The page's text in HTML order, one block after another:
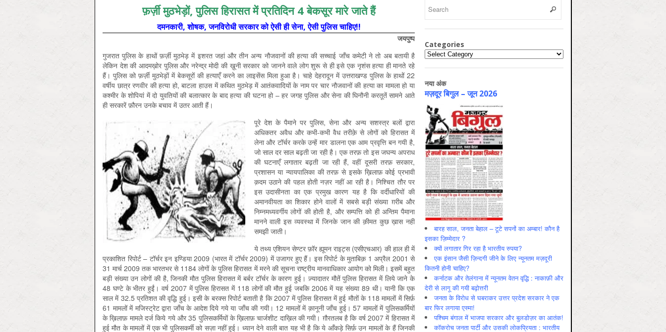
फ़र्ज़ी मुठभेड़ों, पुलिस हिरासत में प्रतिदिन 4 बेकसूर मारे जाते हैं
दमनकारी, शोषक, जनविरोधी सरकार को ऐसी ही सेना, ऐसी पुलिस चाहिए!!
जयपुष्प
गुजरात पुलिस के हाथों फ़र्ज़ी मुठभेड़ में इशरत जहां और तीन अन्य नौजवानों की हत्या की सच्चाई जाँच कमेटी ने तो अब बतायी है
लेकिन देश की आदमख़ोर पुलिस और नरेन्द्र मोदी की ख़ूनी सरकार को जानने वाले लोग शुरू से ही इसे एक नृशंस हत्या ही मानते रहे
हैं। पुलिस को फ़र्ज़ी मुठभेड़ों में बेकसूरों की हत्याएँ करने का लाइसेंस मिला हुआ है। चाहे देहरादून में उत्तराखण्ड पुलिस के हाथों 22
वर्षीय छात्र रणवीर की हत्या हो, बाटला हाउस में कथित मुठभेड़ में आतंकवादियों के नाम पर चार नौजवानों की हत्या का मामला हो या
कश्मीर के शोपियां में दो युवतियों की बलात्कार के बाद हत्या की घटना हो – हर जगह पुलिस और सेना की घिनौनी करतूतें सामने आते
ही सरकारें फ़ौरन उनके बचाव में उतर आती हैं।
पूरे देश के पैमाने पर पुलिस, सेना और अन्य सशस्त्र बलों द्वारा
अधिकतर अवैध और कभी-कभी वैध तरीक़े से लोगों को हिरासत में
लेना और टॉर्चर करके उन्हें मार डालना एक आम प्रवृत्ति बन गयी है,
जो साल दर साल बढ़ती जा रही है। एक तरफ़ तो इस जघन्य अपराध
की घटनाएँ लगातार बढ़ती जा रही हैं, वहीं दूसरी तरफ़ सरकार,
प्रशासन या न्यायपालिका की तरफ़ से इसके ख़िलाफ़ कोई प्रभावी
क़दम उठाने की पहल होती नज़र नहीं आ रही है। निश्चित तौर पर
इस उदासीनता का एक प्रमुख कारण यह है कि वर्दीधारियों की
अमानवीयता का शिकार होने वालों में सबसे बड़ी संख्या ग़रीब और
निम्नमध्यवर्गीय लोगों की होती है, और सम्पत्ति को ही अन्तिम पैमाना
मानने वाली इस व्यवस्था में जिनके जान की क़ीमत कुछ ख़ास नहीं
समझी जाती।
ये तथ्य एशियन सेण्टर फ़ॉर ह्यूमन राइट्स (एसीएचआर) की हाल ही में
प्रकाशित रिपोर्ट – टॉर्चर इन इण्डिया 2009 (भारत में टॉर्चर 2009) में उजागर हुए हैं। इस रिपोर्ट के मुताबिक़ 1 अप्रैल 2001 से
31 मार्च 2009 तक भारतभर से 1184 लोगों के पुलिस हिरासत में मरने की सूचना राष्ट्रीय मानवाधिकार आयोग को मिली। इसमें बहुत
बड़ी संख्या उन लोगों की है, जिनकी मौत पुलिस हिरासत में बर्बर टॉर्चर के कारण हुई। ज़्यादातर मौतें पुलिस हिरासत में लिये जाने के
48 घण्टे के भीतर हुईं। वर्ष 2007 में पुलिस हिरासत में 118 लोगों की मौत हुई जबकि 2006 में यह संख्या 89 थी। यानी कि एक
साल में 32.5 प्रतिशत की वृद्धि हुई। इसी के बरक्स रिपोर्ट बताती है कि 2007 में पुलिस हिरासत में हुई मौतों के 118 मामलों में सिर्फ़
61 मामलों में मजिस्ट्रेट द्वारा जाँच के आदेश दिये गये या जाँच की गयी। 12 मामलों में क़ानूनी जाँच हुई। 57 मामलों में पुलिसकर्मियों
के ख़िलाफ़ मामले दर्ज किये गये और 35 पुलिसकर्मियों के ख़िलाफ़ चार्जशीट दाख़िल की गयी। ग़ौरतलब है कि वर्ष 2007 में हिरासत में
हुई मौत के मामलों में एक भी पुलिसकर्मी को सज़ा नहीं हुई। ध्यान देने वाली बात यह भी है कि ये आँकड़े सिर्फ़ उन मामलों के हैं जिनकी
Categories
Categories
नया अंक
मज़दूर बिगुल – जून 2026
बारह साल, जनता बेहाल – टूटे सपनों का अम्बार! कौन है
इसका ज़िम्मेदार ?
क्यों लगातार गिर रहा है भारतीय रुपया?
एक इंसान जैसी ज़िन्दगी जीने के लिए न्यूनतम मज़दूरी
कितनी होनी चाहिए?
कर्नाटक और तेलंगाना में न्यूनतम वेतन वृद्धि : नाकाफ़ी और
देरी से लागू की गयी बढ़ोत्तरी
जनता के विरोध से घबराकर उत्तर प्रदेश सरकार ने एक
बार फिर लगाया एस्मा!
पश्चिम बंगाल में भाजपा सरकार और बुलडोज़र का आतंक!
कॉकरोच जनता पार्टी और उसकी लोकप्रियता : भारतीय